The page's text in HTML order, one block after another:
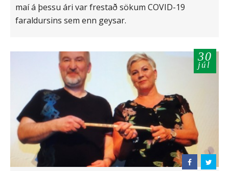
maí á þessu ári var frestað sökum COVID-19
faraldursins sem enn geysar.
30
júl